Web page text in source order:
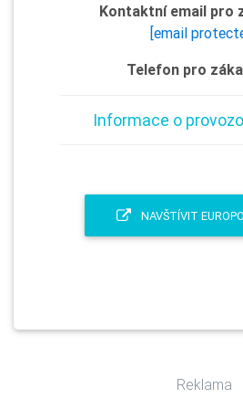
Kontaktní email pro
[email
Telefon pro
Informace o
NAVŠTÍVIT
Reklama